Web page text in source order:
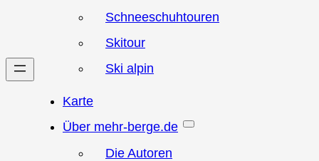
Schneeschuhtouren
Skitour
Ski alpin
Karte
Über mehr-berge.de
Die Autoren